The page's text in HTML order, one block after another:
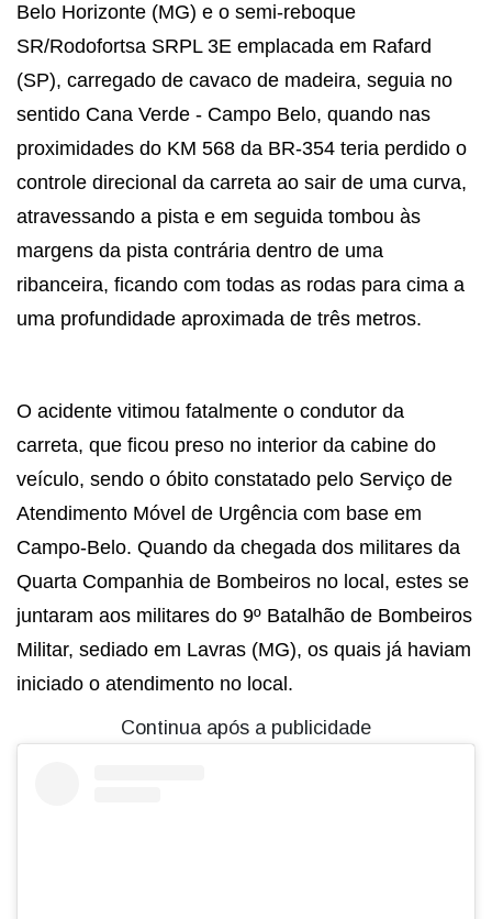
Belo Horizonte (MG) e o semi-reboque
SR/Rodofortsa SRPL 3E emplacada em Rafard
(SP), carregado de cavaco de madeira, seguia no
sentido Cana Verde - Campo Belo, quando nas
proximidades do KM 568 da BR-354 teria perdido o
controle direcional da carreta ao sair de uma curva,
atravessando a pista e em seguida tombou às
margens da pista contrária dentro de uma
ribanceira, ficando com todas as rodas para cima a
uma profundidade aproximada de três metros.
O acidente vitimou fatalmente o condutor da
carreta, que ficou preso no interior da cabine do
veículo, sendo o óbito constatado pelo Serviço de
Atendimento Móvel de Urgência com base em
Campo-Belo. Quando da chegada dos militares da
Quarta Companhia de Bombeiros no local, estes se
juntaram aos militares do 9º Batalhão de Bombeiros
Militar, sediado em Lavras (MG), os quais já haviam
iniciado o atendimento no local.
Continua após a publicidade